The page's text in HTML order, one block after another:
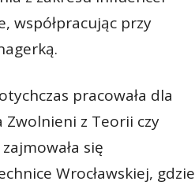
współpracując przy
pracowała dla
Zwolnieni z Teorii czy
się
Wrocławskiej, gdzie